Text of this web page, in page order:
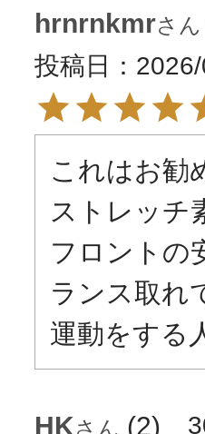
hrnrnkmr
投稿日
これはお勧
ストレッチ
フロントの
ランス取れ
運動をする
HK 2